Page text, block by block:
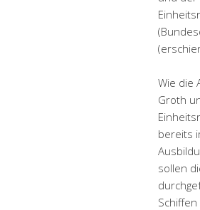
Wie die
Groth
bereits
sollen